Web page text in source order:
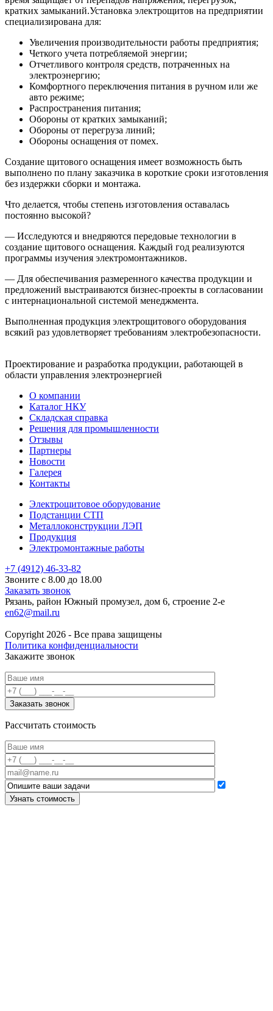
кратких замыканий.Установка электрощитов на предприятии
специализирована для:
Увеличения производительности работы предприятия;
Четкого учета потребляемой энергии;
Отчетливого контроля средств, потраченных на
электроэнергию;
Комфортного переключения питания в ручном или же
авто режиме;
Распространения питания;
Обороны от кратких замыканий;
Обороны от перегруза линий;
Обороны оснащения от помех.
Создание щитового оснащения имеет возможность быть
выполнено по плану заказчика в короткие сроки изготовления
без издержки сборки и монтажа.
Что делается, чтобы степень изготовления оставалась
постоянно высокой?
— Исследуются и внедряются передовые технологии в
создание щитового оснащения. Каждый год реализуются
программы изучения электромонтажников.
— Для обеспечивания размеренного качества продукции и
предложений выстраиваются бизнес-проекты в согласовании
с интернациональной системой менеджмента.
Выполненная продукция электрощитового оборудования
всякий раз удовлетворяет требованиям электробезопасности.
Проектирование и разработка продукции, работающей в
области управления электроэнергией
О компании
Каталог НКУ
Складская справка
Решения для промышленности
Отзывы
Партнеры
Новости
Галерея
Контакты
Электрощитовое оборудование
Подстанции СТП
Металлоконструкции ЛЭП
Продукция
Электромонтажные работы
+7 (4912) 46-33-82
Звоните с 8.00 до 18.00
Заказать звонок
Рязань, район Южный промузел, дом 6, строение 2-е
en62@mail.ru
Copyright 2026 - Все права защищены
Политика конфиденциальности
Закажите звонок
Рассчитать стоимость